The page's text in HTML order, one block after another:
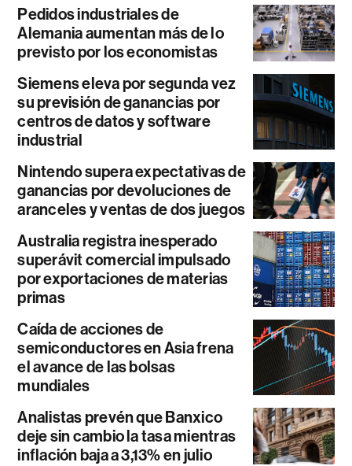
Pedidos industriales de
Alemania aumentan más de lo
previsto por los economistas
Siemens eleva por segunda vez
su previsión de ganancias por
centros de datos y software
industrial
Nintendo supera expectativas de
ganancias por devoluciones de
aranceles y ventas de dos juegos
Australia registra inesperado
superávit comercial impulsado
por exportaciones de materias
primas
Caída de acciones de
semiconductores en Asia frena
el avance de las bolsas
mundiales
Analistas prevén que Banxico
deje sin cambio la tasa mientras
inflación baja a 3,13% en julio